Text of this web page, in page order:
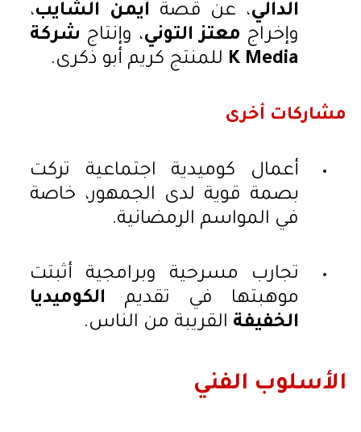
الدالي، عن قصة أيمن الشايب،
وإخراج معتز التوني، وإنتاج شركة
K Media للمنتج كريم أبو ذكرى.
مشاركات أخرى
أعمال كوميدية اجتماعية تركت
بصمة قوية لدى الجمهور، خاصة
في المواسم الرمضانية.
تجارب مسرحية وبرامجية أثبتت
موهبتها في تقديم الكوميديا
الخفيفة القريبة من الناس.
الأسلوب الفني